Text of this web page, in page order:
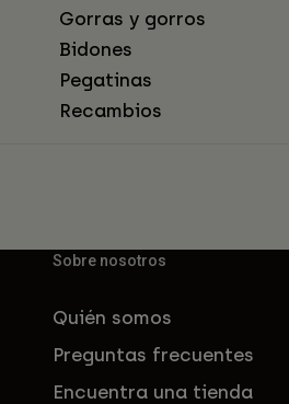
Gorras y gorros
Bidones
Pegatinas
Recambios
Sobre nosotros
Quién somos
Preguntas frecuentes
Encuentra una tienda